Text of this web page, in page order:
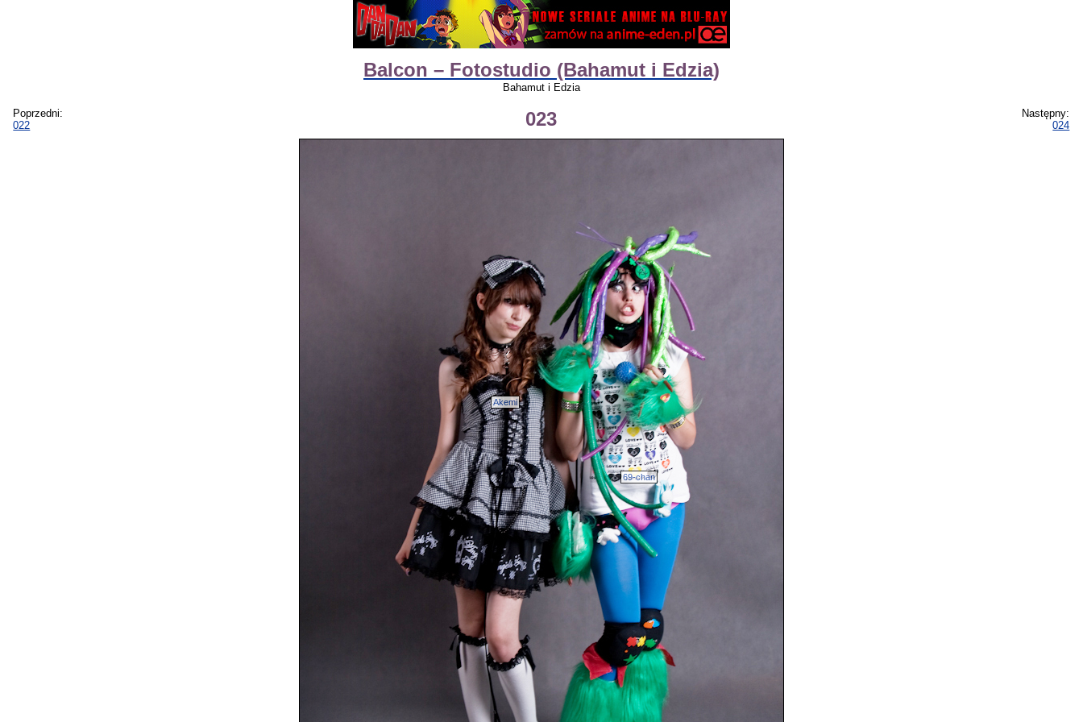
Balcon – Fotostudio (Bahamut i Edzia)
Bahamut i Edzia
Poprzedni:
022
023
Następny:
024
69-chan
Akemi